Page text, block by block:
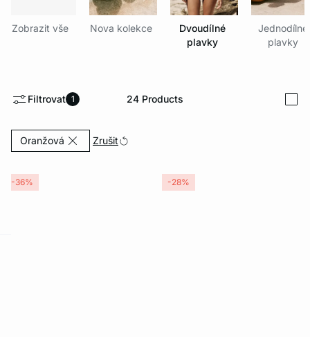
Zobrazit vše Nova kolekce
Dvoudílné
plavky
Jednodílné
plavky
Filtrovat 1 24 Products
Oranžová Currently Refined by Barva: Oranžová
Zrušit
-36% -28%